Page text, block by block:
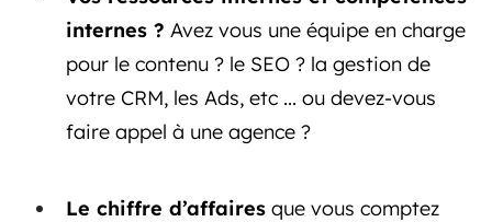
internes ? Avez vous une équipe en charge
pour le contenu ? le SEO ? la gestion de
votre CRM, les Ads, etc ... ou devez-vous
faire appel à une agence ?
Le chiffre d’affaires que vous comptez